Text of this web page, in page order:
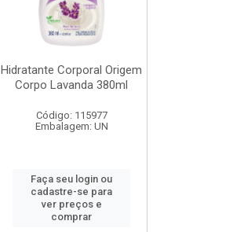
Hidratante Corporal Origem
Corpo Lavanda 380ml
Código: 115977
Embalagem: UN
Faça seu login ou
cadastre-se para
ver preços e
comprar